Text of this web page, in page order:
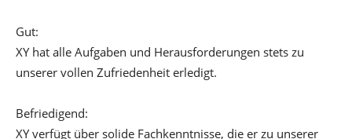
Gut:
XY hat alle Aufgaben und Herausforderungen stets zu
unserer vollen Zufriedenheit erledigt.
Befriedigend:
XY verfügt über solide Fachkenntnisse, die er zu unserer